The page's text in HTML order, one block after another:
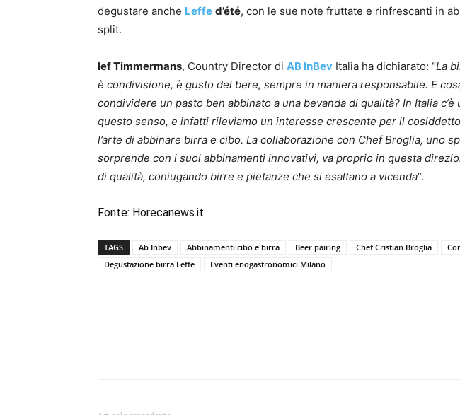
degustare anche Leffe d’été, con le sue note fruttate e rinfrescanti in
split.
Ief Timmermans, Country Director di AB InBev Italia ha dichiarato: “La
è condivisione, è gusto del bere, sempre in maniera responsabile. E
condividere un pasto ben abbinato a una bevanda di qualità? In Italia
questo senso, e infatti rileviamo un interesse crescente per il
l’arte di abbinare birra e cibo. La collaborazione con Chef Broglia, uno
sorprende con i suoi abbinamenti innovativi, va proprio in questa
di qualità, coniugando birre e pietanze che si esaltano a vicenda”.
Fonte: Horecanews.it
TAGS Ab Inbev Abbinamenti cibo e birra Beer pairing Chef Cristian Broglia
Degustazione birra Leffe
Eventi enogastronomici Milano